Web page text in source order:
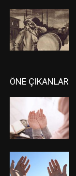
ÖNE ÇIKANLAR